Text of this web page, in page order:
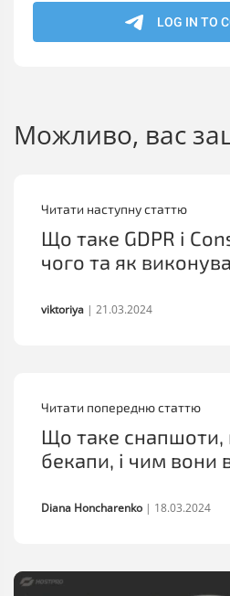
Можливо, вас
Читати попередню статтю
Що таке снапшоти,
бекапи, і чим вони
Diana Honcharenko | 18.03.2024
Читати наступну статтю
Що таке GDPR і
чого та як
viktoriya | 21.03.2024